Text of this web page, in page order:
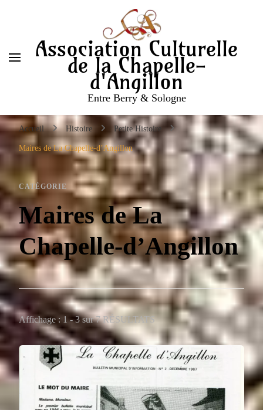
Association Culturelle
de la Chapelle-
d'Angillon
Entre Berry & Sologne
Accueil Histoire Petite Histoire
Maires de La Chapelle-d’Angillon
CATÉGORIE
Maires de La
Chapelle-d’Angillon
Affichage : 1 - 3 sur 7 RÉSULTATS